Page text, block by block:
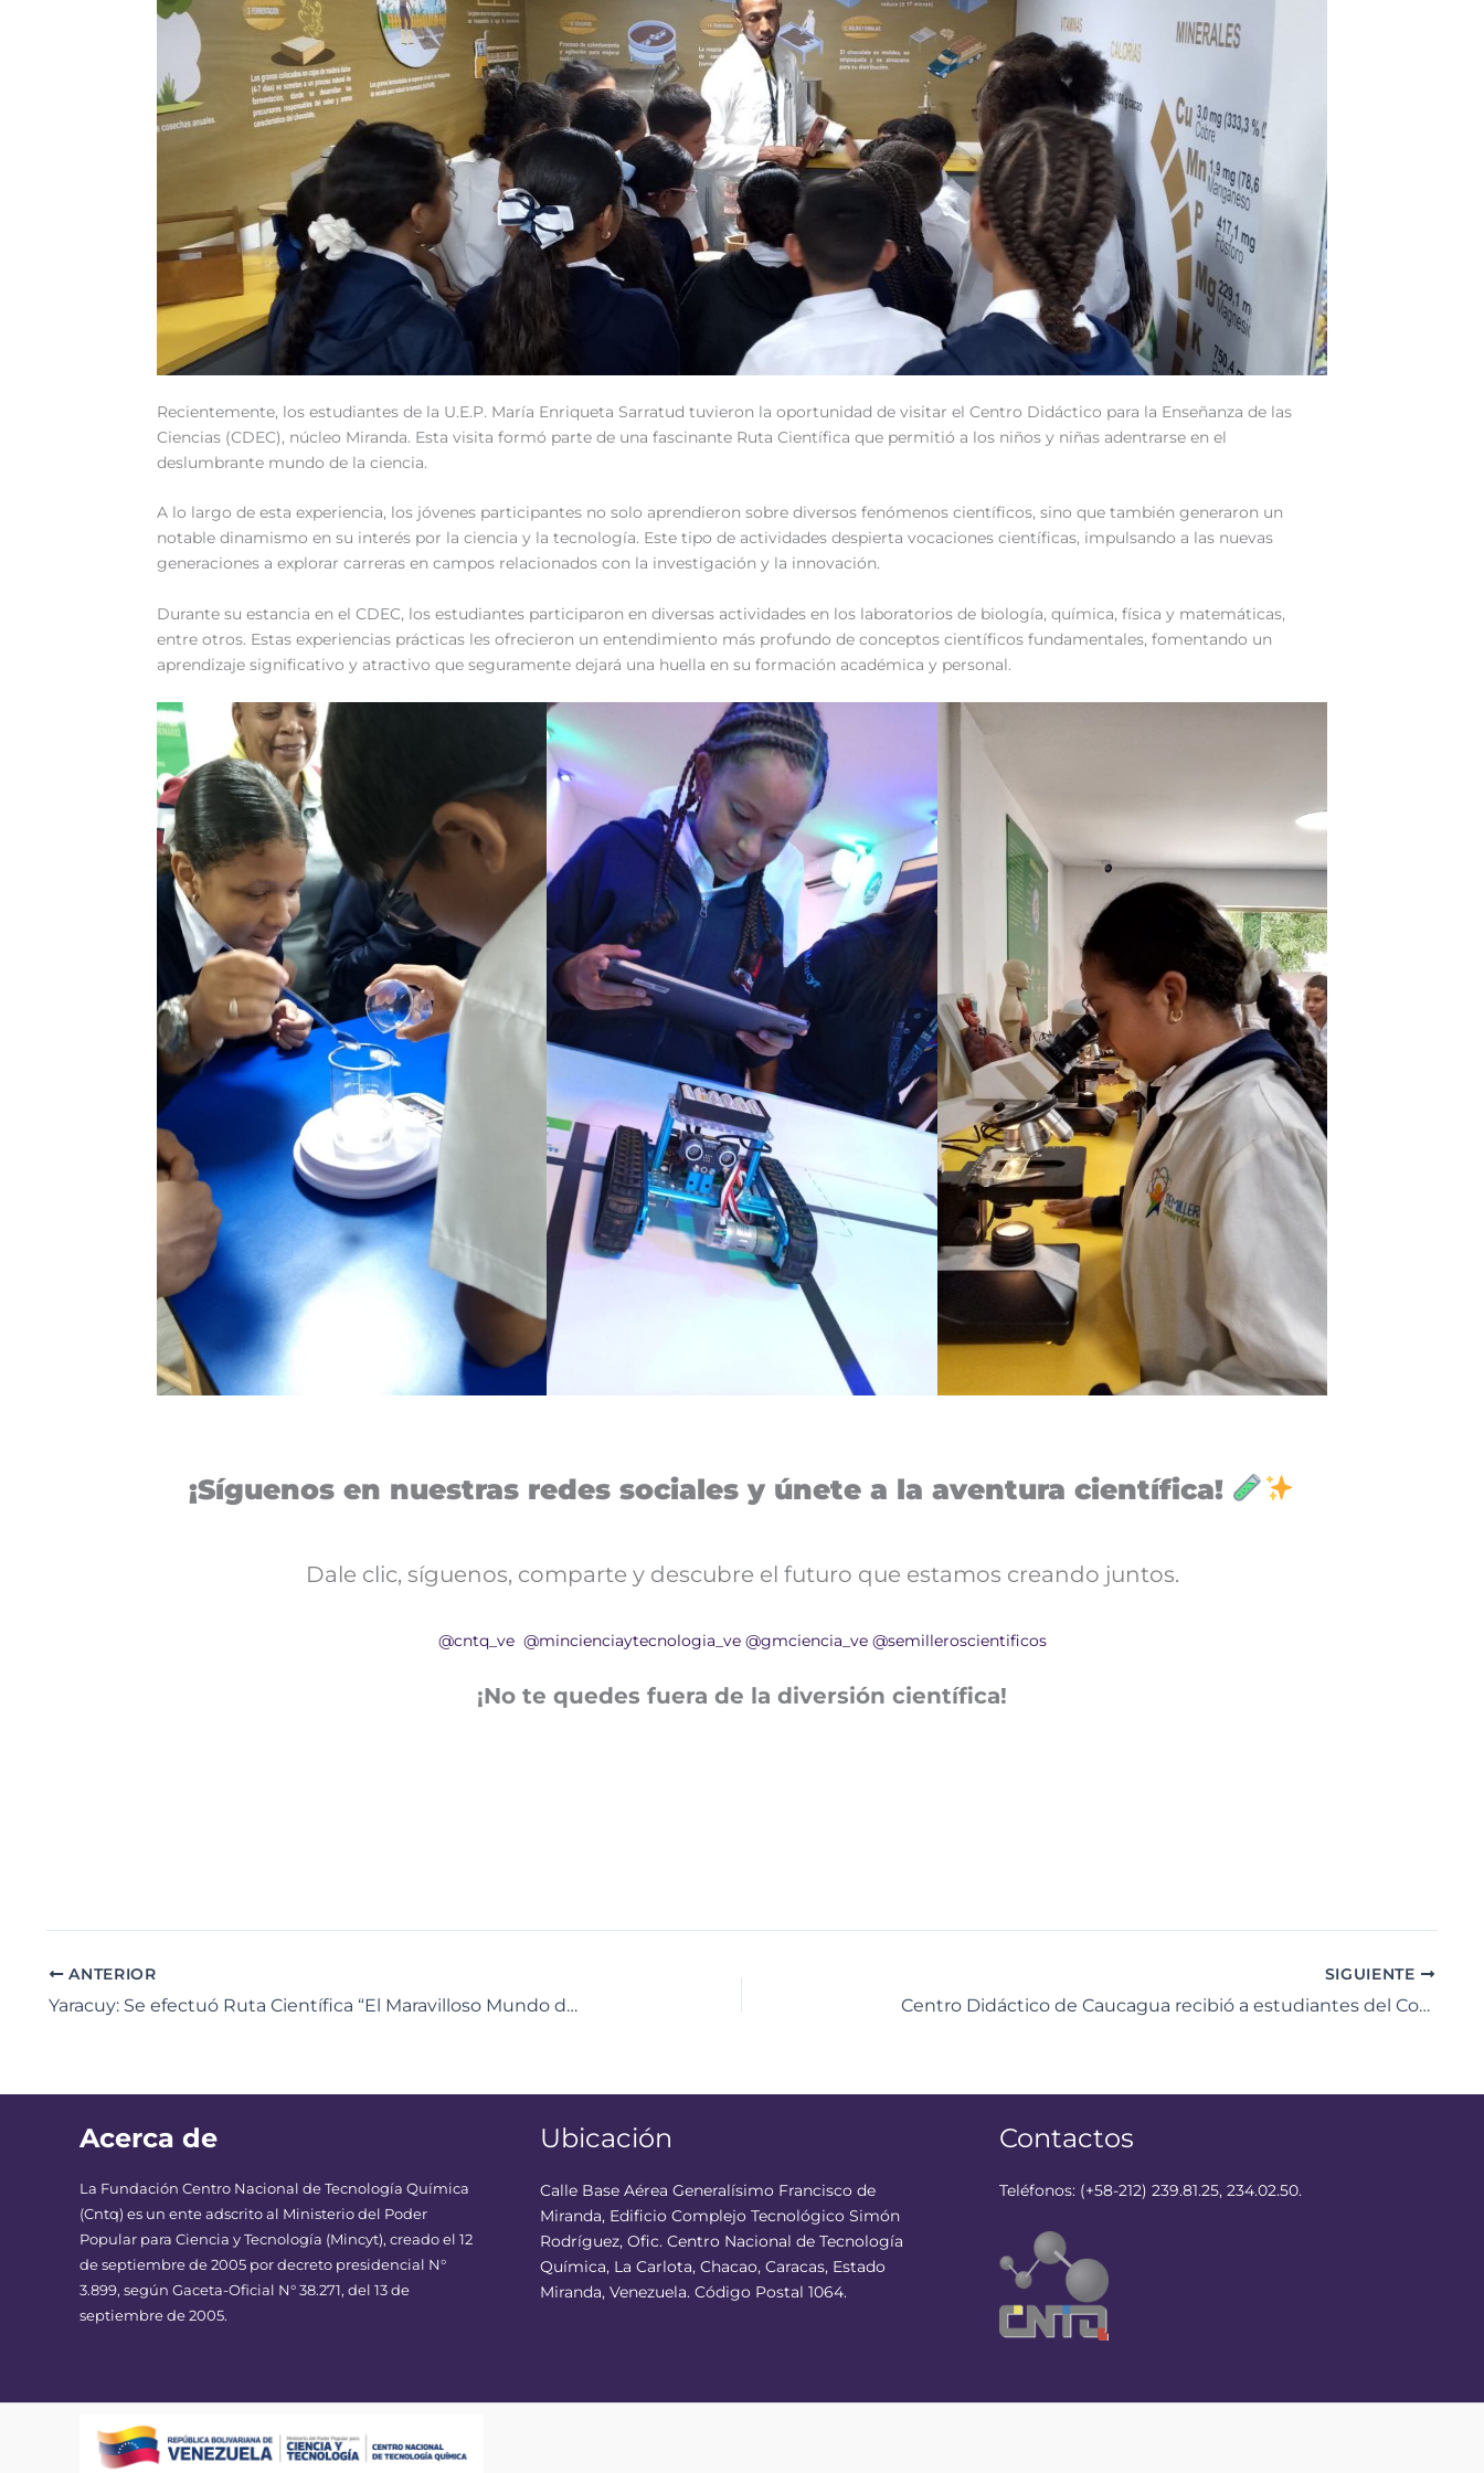
Recientemente, los estudiantes de la U.E.P. María Enriqueta Sarratud tuvieron la oportunidad de visitar el Centro Didáctico para la Enseñanza de las
Ciencias (CDEC), núcleo Miranda. Esta visita formó parte de una fascinante Ruta Científica que permitió a los niños y niñas adentrarse en el
deslumbrante mundo de la ciencia.
A lo largo de esta experiencia, los jóvenes participantes no solo aprendieron sobre diversos fenómenos científicos, sino que también generaron un
notable dinamismo en su interés por la ciencia y la tecnología. Este tipo de actividades despierta vocaciones científicas, impulsando a las nuevas
generaciones a explorar carreras en campos relacionados con la investigación y la innovación.
Durante su estancia en el CDEC, los estudiantes participaron en diversas actividades en los laboratorios de biología, química, física y matemáticas,
entre otros. Estas experiencias prácticas les ofrecieron un entendimiento más profundo de conceptos científicos fundamentales, fomentando un
aprendizaje significativo y atractivo que seguramente dejará una huella en su formación académica y personal.
¡Síguenos en nuestras redes sociales y únete a la aventura científica!
Dale clic, síguenos, comparte y descubre el futuro que estamos creando juntos.
@cntq_ve @mincienciaytecnologia_ve @gmciencia_ve @semilleroscientificos
¡No te quedes fuera de la diversión científica!
ANTERIOR
Yaracuy: Se efectuó Ruta Científica “El Maravilloso Mundo de las Ciencias”
SIGUIENTE
Centro Didáctico de Caucagua recibió a estudiantes del Complejo Educativo Andrés Bello
Acerca de
La Fundación Centro Nacional de Tecnología Química
(Cntq) es un ente adscrito al Ministerio del Poder
Popular para Ciencia y Tecnología (Mincyt), creado el 12
de septiembre de 2005 por decreto presidencial N°
3.899, según Gaceta-Oficial N° 38.271, del 13 de
septiembre de 2005.
Ubicación
Calle Base Aérea Generalísimo Francisco de
Miranda, Edificio Complejo Tecnológico Simón
Rodríguez, Ofic. Centro Nacional de Tecnología
Química, La Carlota, Chacao, Caracas, Estado
Miranda, Venezuela. Código Postal 1064.
Contactos
Teléfonos: (+58-212) 239.81.25, 234.02.50.